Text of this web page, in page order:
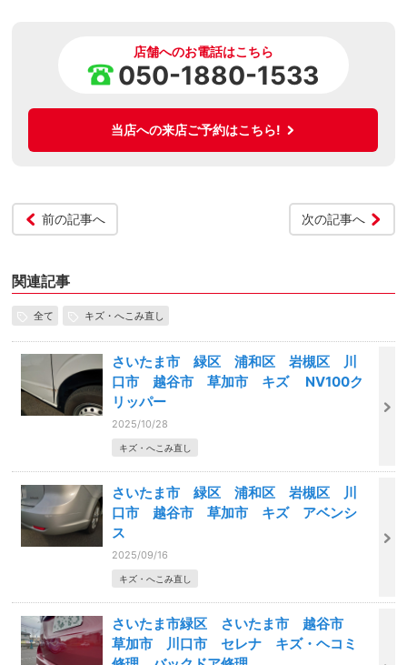
店舗へのお電話はこちら
050-1880-1533
当店への来店ご予約はこちら!
前の記事へ 次の記事へ
関連記事
全て キズ・へこみ直し
さいたま市 緑区 浦和区 岩槻区 川
口市 越谷市 草加市 キズ NV100ク
リッパー
2025/10/28
キズ・へこみ直し
さいたま市 緑区 浦和区 岩槻区 川
口市 越谷市 草加市 キズ アベンシ
ス
2025/09/16
キズ・へこみ直し
さいたま市緑区 さいたま市 越谷市
草加市 川口市 セレナ キズ・ヘコミ